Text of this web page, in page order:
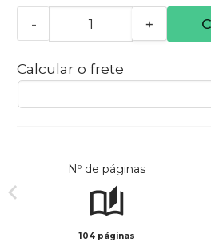
- +
Calcular o frete
Nº de páginas
104 páginas